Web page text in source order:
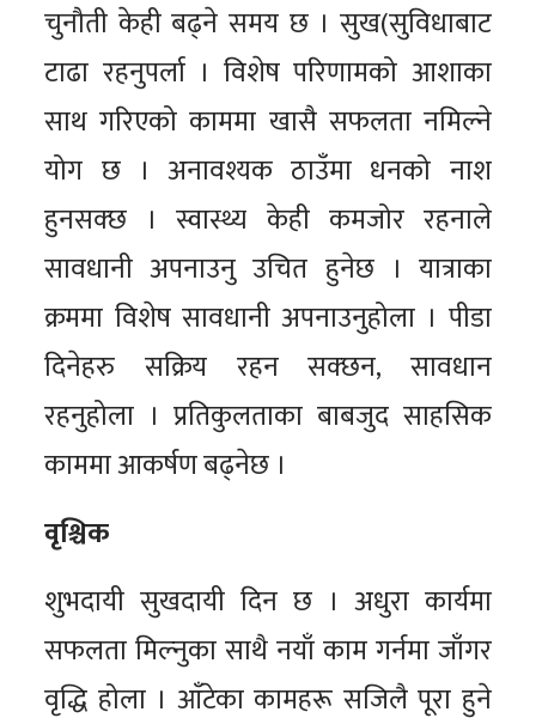
चुनौती केही बढ्ने समय छ । सुख(सुविधाबाट
टाढा रहनुपर्ला । विशेष परिणामको आशाका
साथ गरिएको काममा खासै सफलता नमिल्ने
योग छ । अनावश्यक ठाउँमा धनको नाश
हुनसक्छ । स्वास्थ्य केही कमजोर रहनाले
सावधानी अपनाउनु उचित हुनेछ । यात्राका
क्रममा विशेष सावधानी अपनाउनुहोला । पीडा
दिनेहरु सक्रिय रहन सक्छन, सावधान
रहनुहोला । प्रतिकुलताका बाबजुद साहसिक
काममा आकर्षण बढ्नेछ ।
वृश्चिक
शुभदायी सुखदायी दिन छ । अधुरा कार्यमा
सफलता मिल्नुका साथै नयाँ काम गर्नमा जाँगर
वृद्धि होला । आँटेका कामहरू सजिलै पूरा हुने